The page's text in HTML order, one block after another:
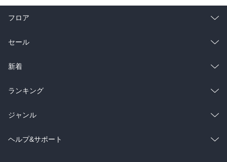
フロア
総合
ラノベ
雑誌・グラビア
BL・TL
セール
総合
ラノベ
雑誌・グラビア
BL・TL
新着
総合
ラノベ
雑誌・グラビア
ランキング
総合
ラノベ
ジャンル
コミック
ヘルプ&サポート